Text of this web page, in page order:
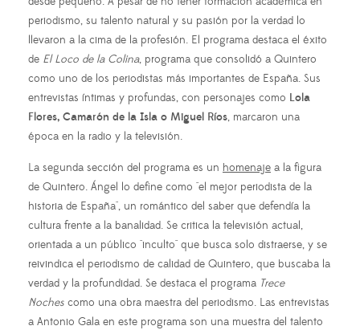
periodismo, su talento natural y su pasión por la verdad lo
llevaron a la cima de la profesión. El programa destaca el éxito
de El Loco de la Colina, programa que consolidó a Quintero
como uno de los periodistas más importantes de España. Sus
entrevistas íntimas y profundas, con personajes como Lola
Flores, Camarón de la Isla o Miguel Ríos, marcaron una
época en la radio y la televisión.
La segunda sección del programa es un homenaje a la figura
de Quintero. Ángel lo define como "el mejor periodista de la
historia de España", un romántico del saber que defendía la
cultura frente a la banalidad. Se critica la televisión actual,
orientada a un público "inculto" que busca solo distraerse, y se
reivindica el periodismo de calidad de Quintero, que buscaba la
verdad y la profundidad. Se destaca el programa Trece
Noches como una obra maestra del periodismo. Las entrevistas
a Antonio Gala en este programa son una muestra del talento